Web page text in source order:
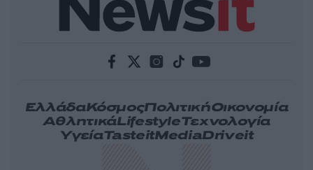
ΕλλάδαΚόσμοςΠολιτικήΟικονομία
ΑθλητικάLifestyleΤεχνολογία
ΥγείαTasteitMediaDriveit